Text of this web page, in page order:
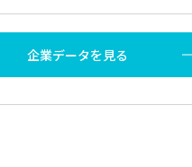
企業データを見る